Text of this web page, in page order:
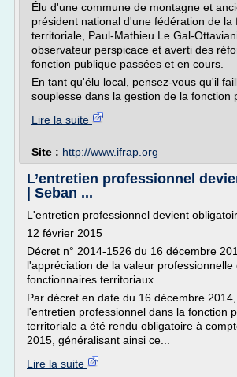
Élu d'une commune de montagne et
président national d'une fédération de la
territoriale, Paul-Mathieu Le Gal-
observateur perspicace et averti des
fonction publique passées et en cours.
En tant qu'élu local, pensez-vous qu'il
souplesse dans la gestion de la fonction
Lire la suite
Site : http://www.ifrap.org
L’entretien professionnel
| Seban ...
L'entretien professionnel devient
12 février 2015
Décret n° 2014-1526 du 16 décembre
l'appréciation de la valeur professionnelle
fonctionnaires territoriaux
Par décret en date du 16 décembre
l'entretien professionnel dans la fonction
territoriale a été rendu obligatoire à
2015, généralisant ainsi ce...
Lire la suite